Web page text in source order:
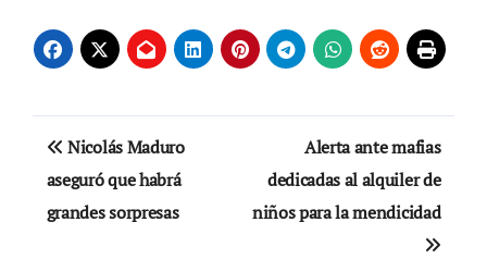
Navegación
de
entradas
Nicolás Maduro
aseguró que habrá
grandes sorpresas
Alerta ante mafias
dedicadas al alquiler de
niños para la mendicidad